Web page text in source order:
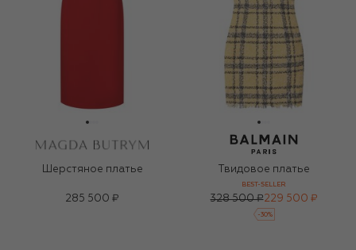
Шерстяное платье
285 500 ₽
Твидовое платье
BEST-SELLER
328 500 ₽229 500 ₽
-30%